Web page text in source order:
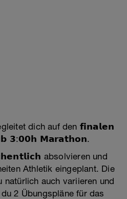
dich auf den 𝗳𝗶𝗻𝗮𝗹𝗲𝗻
𝟯:𝟬𝟬𝗵 𝗠𝗮𝗿𝗮𝘁𝗵𝗼𝗻.
absolvieren und
Athletik eingeplant. Die
natürlich auch variieren und
2 Übungspläne für das